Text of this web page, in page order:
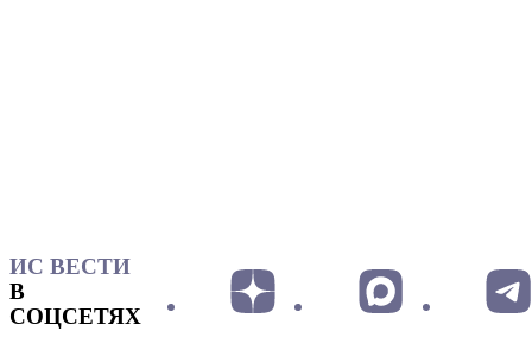
ИС ВЕСТИ
В
СОЦСЕТЯХ